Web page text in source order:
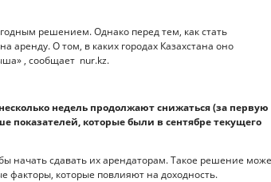
решением. Однако перед тем, как стать
аренду. О том, в каких городах Казахстана оно
, сообщает nur.kz.
недель продолжают снижаться (за первую
показателей, которые были в сентябре текущего
начать сдавать их арендаторам. Такое решение
факторы, которые повлияют на доходность.